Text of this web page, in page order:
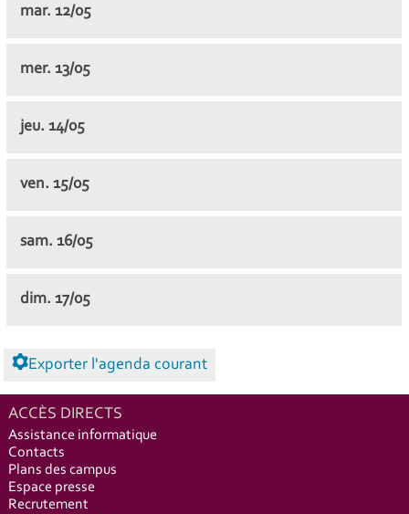
mar. 12/05
mer. 13/05
jeu. 14/05
ven. 15/05
sam. 16/05
dim. 17/05
Exporter l'agenda courant
ACCÈS DIRECTS
Assistance informatique
Contacts
Plans des campus
Espace presse
Recrutement